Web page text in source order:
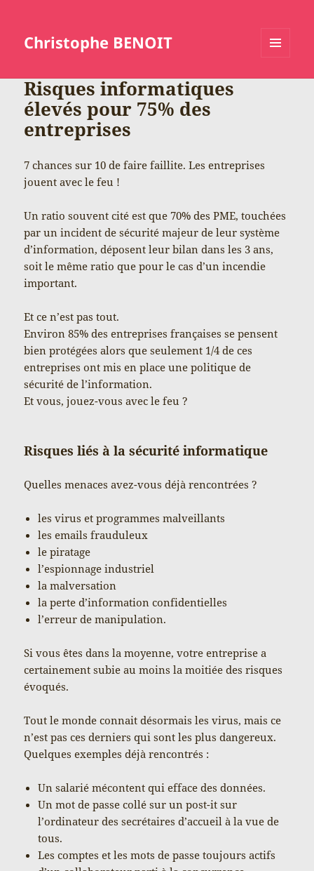
Christophe BENOIT
Risques informatiques
élevés pour 75% des
entreprises
7 chances sur 10 de faire faillite. Les entreprises
jouent avec le feu !
Un ratio souvent cité est que 70% des PME, touchées
par un incident de sécurité majeur de leur système
d’information, déposent leur bilan dans les 3 ans,
soit le même ratio que pour le cas d’un incendie
important.
Et ce n’est pas tout.
Environ 85% des entreprises françaises se pensent
bien protégées alors que seulement 1/4 de ces
entreprises ont mis en place une politique de
sécurité de l’information.
Et vous, jouez-vous avec le feu ?
Risques liés à la sécurité informatique
Quelles menaces avez-vous déjà rencontrées ?
les virus et programmes malveillants
les emails frauduleux
le piratage
l’espionnage industriel
la malversation
la perte d’information confidentielles
l’erreur de manipulation.
Si vous êtes dans la moyenne, votre entreprise a
certainement subie au moins la moitiée des risques
évoqués.
Tout le monde connait désormais les virus, mais ce
n’est pas ces derniers qui sont les plus dangereux.
Quelques exemples déjà rencontrés :
Un salarié mécontent qui efface des données.
Un mot de passe collé sur un post-it sur
l’ordinateur des secrétaires d’accueil à la vue de
tous.
Les comptes et les mots de passe toujours actifs